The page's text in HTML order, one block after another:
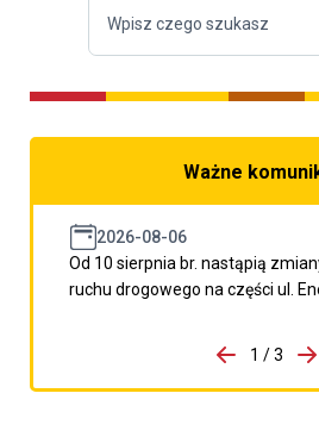
Ważne
2026-08-06
Od 10 sierpnia br. nastąpią
ruchu drogowego na części ul.
porzpedniego komunikatu
1 / 3